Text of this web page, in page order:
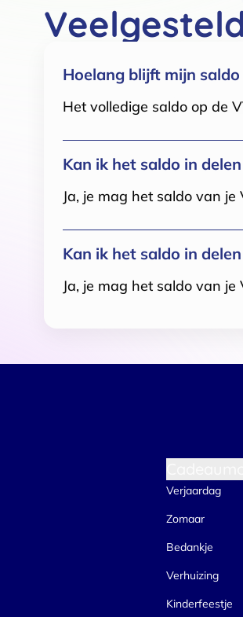
Hoelang blijft mijn saldo
Het volledige saldo op de
Kan ik het saldo in
Ja, je mag het saldo van
Kan ik het saldo in
Ja, je mag het saldo van
Verjaardag
Zomaar
Bedankje
Verhuizing
Kinderfeestje